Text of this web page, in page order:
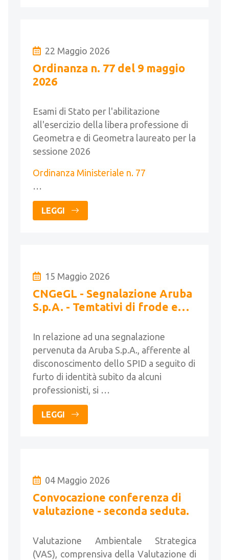
22 Maggio 2026
Ordinanza n. 77 del 9 maggio
2026
Esami di Stato per l'abilitazione
all'esercizio della libera professione di
Geometra e di Geometra laureato per la
sessione 2026
Ordinanza Ministeriale n. 77
…
LEGGI
15 Maggio 2026
CNGeGL - Segnalazione Aruba
S.p.A. - Temtativi di frode e
In relazione ad una segnalazione
pervenuta da Aruba S.p.A., afferente al
disconoscimento dello SPID a seguito di
furto di identità subito da alcuni
professionisti, si …
LEGGI
04 Maggio 2026
Convocazione conferenza di
valutazione - seconda seduta.
Valutazione Ambientale Strategica
(VAS), comprensiva della Valutazione di